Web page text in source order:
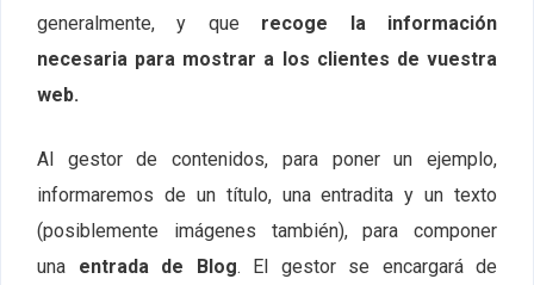
generalmente, y que recoge la información
necesaria para mostrar a los clientes de vuestra
web.
Al gestor de contenidos, para poner un ejemplo,
informaremos de un título, una entradita y un texto
(posiblemente imágenes también), para componer
una entrada de Blog. El gestor se encargará de